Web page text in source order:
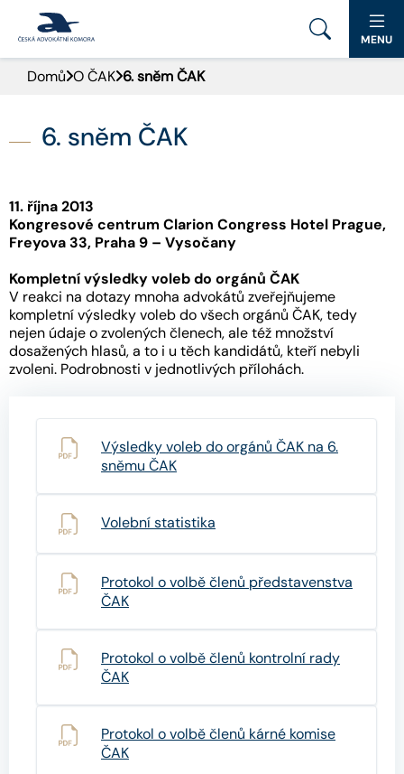
PORTÁL ČAK
DOMŮ
DOKUMENTY A FORMULÁŘE
ADVOKÁTNÍ DENÍK
KONTAKT
MENU
Domů O ČAK 6. sněm ČAK
6. sněm ČAK
11. října 2013
Kongresové centrum Clarion Congress Hotel Prague,
Freyova 33, Praha 9 – Vysočany
Kompletní výsledky voleb do orgánů ČAK
V reakci na dotazy mnoha advokátů zveřejňujeme
kompletní výsledky voleb do všech orgánů ČAK, tedy
nejen údaje o zvolených členech, ale též množství
dosažených hlasů, a to i u těch kandidátů, kteří nebyli
zvoleni. Podrobnosti v jednotlivých přílohách.
Výsledky voleb do orgánů ČAK na 6.
sněmu ČAK
Volební statistika
Protokol o volbě členů představenstva
ČAK
Protokol o volbě členů kontrolní rady
ČAK
Protokol o volbě členů kárné komise
ČAK